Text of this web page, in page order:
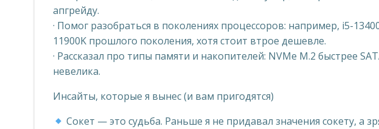
апгрейду.
· Помог разобраться в поколениях процессоров: например, i5-
11900K прошлого поколения, хотя стоит втрое дешевле.
· Рассказал про типы памяти и накопителей: NVMe M.2 быстрее
невелика.
Инсайты, которые я вынес (и вам пригодятся)
Сокет — это судьба. Раньше я не придавал значения сокету, а